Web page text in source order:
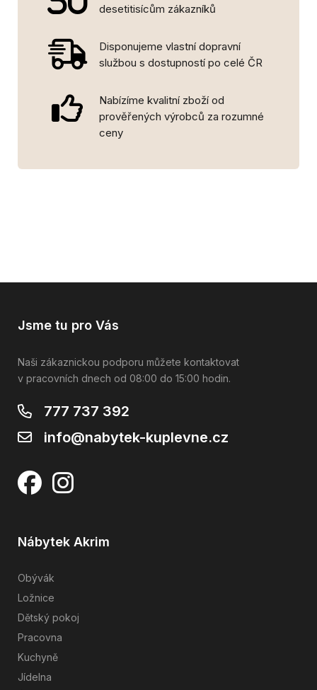
desetitisícům zákazníků
Disponujeme vlastní dopravní
službou s dostupností po celé ČR
Nabízíme kvalitní zboží od
prověřených výrobců za rozumné
ceny
Jsme tu pro Vás
Naši zákaznickou podporu můžete kontaktovat
v pracovních dnech od 08:00 do 15:00 hodin.
777 737 392
info@nabytek-kuplevne.cz
Nábytek Akrim
Obývák
Ložnice
Dětský pokoj
Pracovna
Kuchyně
Jídelna